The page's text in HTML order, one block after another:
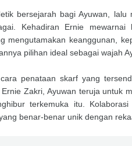
bersejarah bagi Ayuwan, lalu
Kehadiran Ernie mewarnai
mengutamakan keanggunan,
pilihan ideal sebagai wajah
penataan skarf yang
Zakri, Ayuwan teruja untuk
terkemuka itu.
benar-benar unik dengan